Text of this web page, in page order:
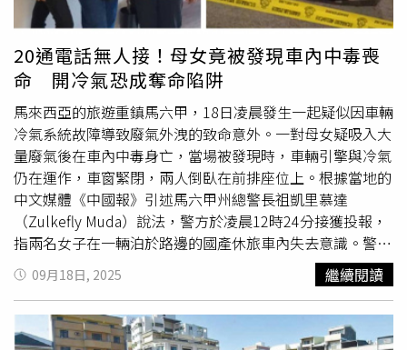
障，更新後顯示可能是排線斷開連接。（圖／翻攝自
reddit）維修業者QASWA Telecom在2025年3月撰文
「Samsung Galaxy ZFold 4 Suddenly Got Display
Blank」，明確指出Z Fold 4的空白顯示排線問題通常表現
為內摺疊螢幕突然空白，以此也能代表有許多用戶遭遇Fold
4轉軸排線故障，這才讓業者撰文說明。Samsung歐洲社群
論壇2025年3月的「Fold4 Product Issues」討論串中，用
戶指出內頁螢幕左側到右側的連接線存在品質問題，維修費
用達700美元，因為螢幕和轉軸都必須更換。（圖／翻攝自
samsung community）2025年8月，有Reddit論壇網友自
述自己的Fold 6內頁螢幕會間歇性閃爍，該用戶強調自己在
使用上都十分的保護，但也有網友推測應該也是轉軸排線的
問題。（圖／翻攝自reddit）（圖／翻攝自reddit）為何轉
軸排線會故障？轉軸排線隱藏在轉軸內，照理說應該是要保
護得很好，但為何轉軸排線會有這麼多的故障案例？轉軸排
20通電話無人接！母女竟被發現車內中毒喪
命 開冷氣恐成奪命陷阱
馬來西亞的旅遊重鎮馬六甲，18日凌晨發生一起疑似因車輛
冷氣系統故障導致廢氣外洩的致命意外。一對母女疑吸入大
量廢氣後在車內中毒身亡，當場被發現時，車輛引擎與冷氣
仍在運作，車窗緊閉，兩人倒臥在前排座位上。根據當地的
中文媒體《中國報》引述馬六甲州總警長祖凱里慕達
（Zulkefly Muda）說法，警方於凌晨12時24分接獲投報，
指兩名女子在一輛泊於路邊的國產休旅車內失去意識。警方
趕抵現場後發現兩人均已無生命跡象，經醫務人員確認死
亡，現場未發現明顯外傷或打鬥痕跡。據警方指出，兩名死
者分別為57歲的單親母親查峇娜阿布胡欣（Zabana Abu
Hussin）及其25歲、患有殘疾的女兒英丹諾莎菲卡（Intan
09月18日, 2025 繼續閱讀